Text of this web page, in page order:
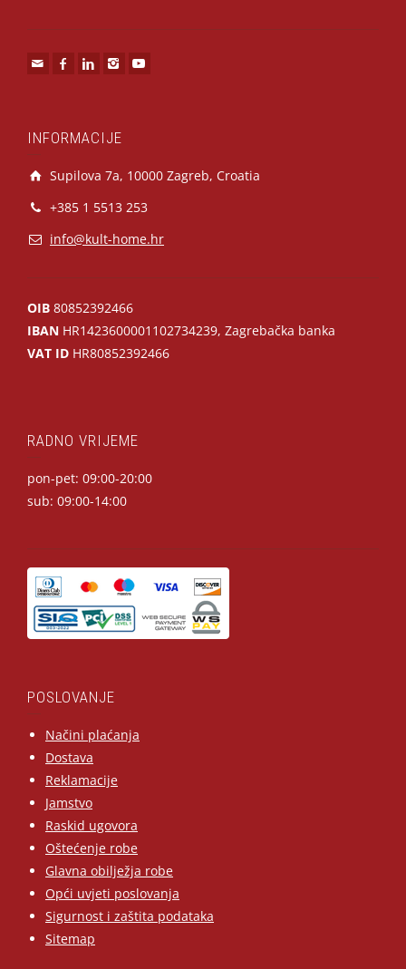
INFORMACIJE
Supilova 7a, 10000 Zagreb, Croatia
+385 1 5513 253
info@kult-home.hr
OIB 80852392466
IBAN HR1423600001102734239, Zagrebačka banka
VAT ID HR80852392466
RADNO VRIJEME
pon-pet: 09:00-20:00
sub: 09:00-14:00
POSLOVANJE
Načini plaćanja
Dostava
Reklamacije
Jamstvo
Raskid ugovora
Oštećenje robe
Glavna obilježja robe
Opći uvjeti poslovanja
Sigurnost i zaštita podataka
Sitemap